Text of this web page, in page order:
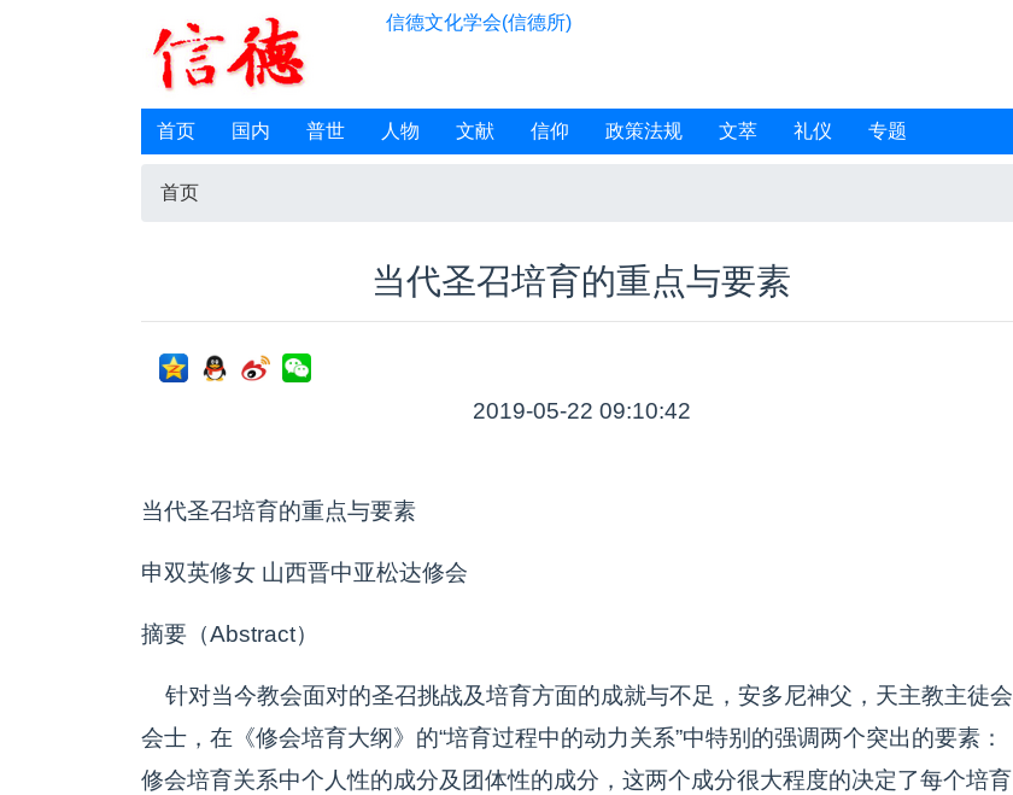
信德文化学会(信德所)
首页 国内 普世 人物 文献 信仰 政策法规 文萃 礼仪 专题
首页
当代圣召培育的重点与要素
2019-05-22 09:10:42
当代圣召培育的重点与要素
申双英修女 山西晋中亚松达修会
摘要（Abstract）
针对当今教会面对的圣召挑战及培育方面的成就与不足，安多尼神父，天主教主徒会
会士，在《修会培育大纲》的“培育过程中的动力关系”中特别的强调两个突出的要素：
修会培育关系中个人性的成分及团体性的成分，这两个成分很大程度的决定了每个培育